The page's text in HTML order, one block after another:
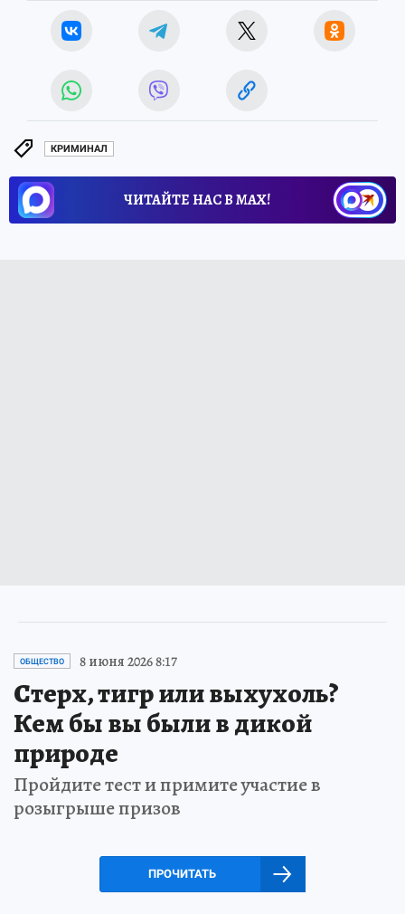
КРИМИНАЛ
ЧИТАЙТЕ НАС В МАХ!
ОБЩЕСТВО 8 июня 2026 8:17
Стерх, тигр или выхухоль?
Кем бы вы были в дикой
природе
Пройдите тест и примите участие в
розыгрыше призов
ПРОЧИТАТЬ